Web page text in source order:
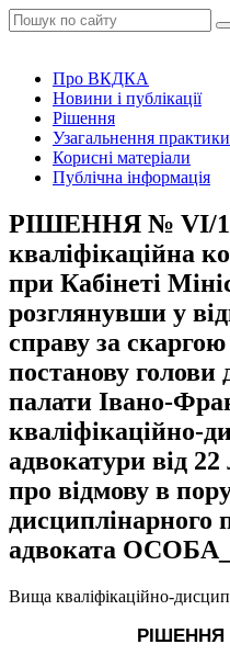
Про ВКДКА
Новини і публікації
Рішення
Узагальнення практики
Корисні матеріали
Публічна інформація
РІШЕННЯ № VІ/
кваліфікаційна
при Кабінеті
розглянувши у
справу за
постанову голови
палати Івано-
кваліфікаційно-
адвокатури від
про відмову в
дисциплінарного
адвоката
Вища кваліфікаційно-
РІШЕННЯ